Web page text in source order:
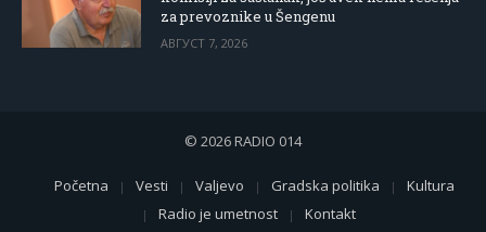
za prevoznike u Šengenu
АВГУСТ 7, 2026
© 2026 RADIO 014
Početna Vesti Valjevo Gradska politika
Kultura
Radio je umetnost
Kontakt